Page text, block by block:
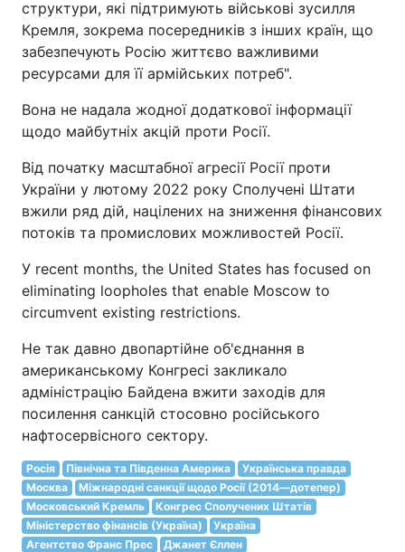
структури, які підтримують військові зусилля
Кремля, зокрема посередників з інших країн, що
забезпечують Росію життєво важливими
ресурсами для її армійських потреб".
Вона не надала жодної додаткової інформації
щодо майбутніх акцій проти Росії.
Від початку масштабної агресії Росії проти
України у лютому 2022 року Сполучені Штати
вжили ряд дій, націлених на зниження фінансових
потоків та промислових можливостей Росії.
У recent months, the United States has focused on
eliminating loopholes that enable Moscow to
circumvent existing restrictions.
Не так давно двопартійне об'єднання в
американському Конгресі закликало
адміністрацію Байдена вжити заходів для
посилення санкцій стосовно російського
нафтосервісного сектору.
Росія Північна та Південна Америка
Українська правда
Москва
Міжнародні санкції щодо Росії (2014—дотепер)
Московський Кремль
Конгрес Сполучених Штатів
Міністерство фінансів (Україна)
Україна
Агентство Франс Прес
Джанет Єллен